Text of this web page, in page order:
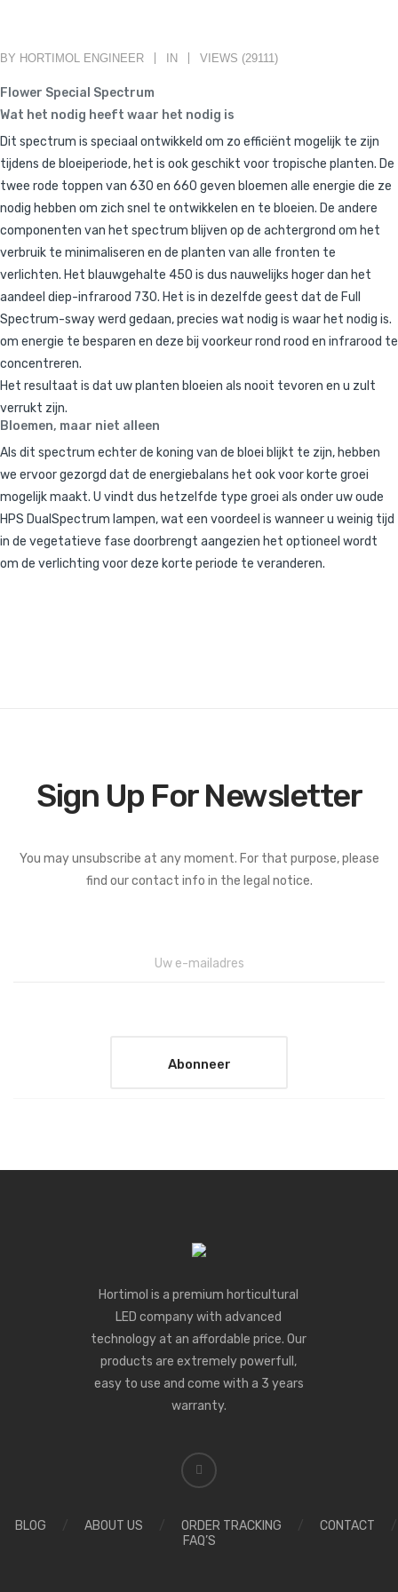
BY HORTIMOL ENGINEER IN VIEWS (29111)
Flower Special Spectrum
Wat het nodig heeft waar het nodig is
Dit spectrum is speciaal ontwikkeld om zo efficiënt mogelijk te zijn
tijdens de bloeiperiode, het is ook geschikt voor tropische planten. De
twee rode toppen van 630 en 660 geven bloemen alle energie die ze
nodig hebben om zich snel te ontwikkelen en te bloeien. De andere
componenten van het spectrum blijven op de achtergrond om het
verbruik te minimaliseren en de planten van alle fronten te
verlichten. Het blauwgehalte 450 is dus nauwelijks hoger dan het
aandeel diep-infrarood 730. Het is in dezelfde geest dat de Full
Spectrum-sway werd gedaan, precies wat nodig is waar het nodig is.
om energie te besparen en deze bij voorkeur rond rood en infrarood te
concentreren.
Het resultaat is dat uw planten bloeien als nooit tevoren en u zult
verrukt zijn.
Bloemen, maar niet alleen
Als dit spectrum echter de koning van de bloei blijkt te zijn, hebben
we ervoor gezorgd dat de energiebalans het ook voor korte groei
mogelijk maakt. U vindt dus hetzelfde type groei als onder uw oude
HPS DualSpectrum lampen, wat een voordeel is wanneer u weinig tijd
in de vegetatieve fase doorbrengt aangezien het optioneel wordt
om de verlichting voor deze korte periode te veranderen.
Sign Up For Newsletter
You may unsubscribe at any moment. For that purpose, please
find our contact info in the legal notice.
Hortimol is a premium horticultural
LED company with advanced
technology at an affordable price. Our
products are extremely powerfull,
easy to use and come with a 3 years
warranty.
BLOG ABOUT US ORDER TRACKING CONTACT
FAQ’S